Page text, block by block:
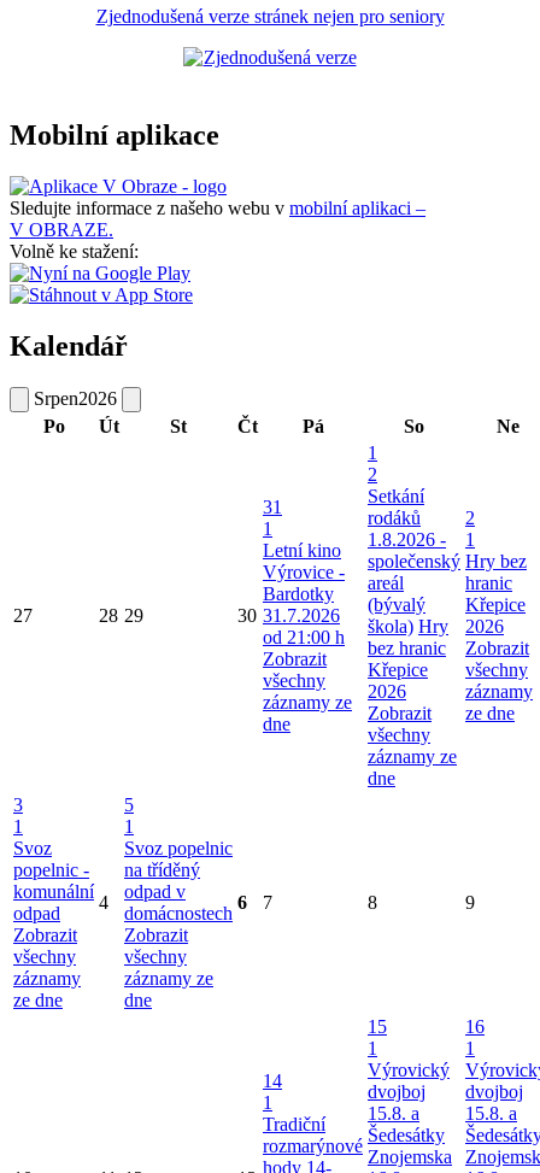
Zjednodušená verze stránek nejen pro seniory
Mobilní aplikace
Sledujte informace z našeho webu v mobilní aplikaci –
V OBRAZE.
Volně ke stažení:
Kalendář
Srpen2026
Po
Út St Čt Pá So Ne
27 28 29 30
31
1
Letní kino
Výrovice -
Bardotky
31.7.2026
od 21:00 h
Zobrazit
všechny
záznamy ze
dne
1
2
Setkání
rodáků
1.8.2026 -
společenský
areál
(bývalý
škola) Hry
bez hranic
Křepice
2026
Zobrazit
všechny
záznamy ze
dne
2
1
Hry bez
hranic
Křepice
2026
Zobrazit
všechny
záznamy
ze dne
3
1
Svoz
popelnic -
komunální
odpad
Zobrazit
všechny
záznamy
ze dne
4
5
1
Svoz popelnic
na tříděný
odpad v
domácnostech
Zobrazit
všechny
záznamy ze
dne
6 7 8 9
14
1
Tradiční
rozmarýnové
hody 14-
15
1
Výrovický
dvojboj
15.8. a
Šedesátky
Znojemska
16
1
dvojboj
15.8. a